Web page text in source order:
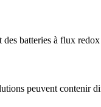
batteries à flux
peuvent contenir